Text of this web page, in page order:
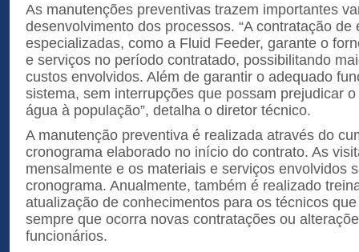
As manutenções preventivas trazem importantes
desenvolvimento dos processos. “A contratação de
especializadas, como a Fluid Feeder, garante o
e serviços no período contratado, possibilitando
custos envolvidos. Além de garantir o adequado
sistema, sem interrupções que possam prejudicar
água à população”, detalha o diretor técnico.
A manutenção preventiva é realizada através do
cronograma elaborado no início do contrato. As
mensalmente e os materiais e serviços envolvidos
cronograma. Anualmente, também é realizado
atualização de conhecimentos para os técnicos
sempre que ocorra novas contratações ou
funcionários.